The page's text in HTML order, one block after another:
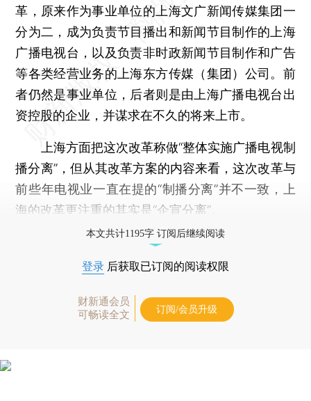
革，原来作为事业单位的上海文广新闻传媒集团一
分为二，成为负责节目播出和新闻节目制作的上海
广播电视台，以及负责非时政新闻节目制作和广告
等各类经营业务的上海东方传媒（集团）公司。前
者仍然是事业单位，后者则是由上海广播电视台出
资控股的企业，并谋求在不久的将来上市。
上海方面把这次改革称做“整体实施广播电视制
播分离”，但从其改革方案的内容来看，这次改革与
前些年电视业一直在提的“制播分离”并不一致，上
海的改革更注重的其实是“企宣分离”。
本文共计1195字 订阅后继续阅读
登录 后获取已订阅的阅读权限
财新通会员
可畅读全文
订阅/会员升级